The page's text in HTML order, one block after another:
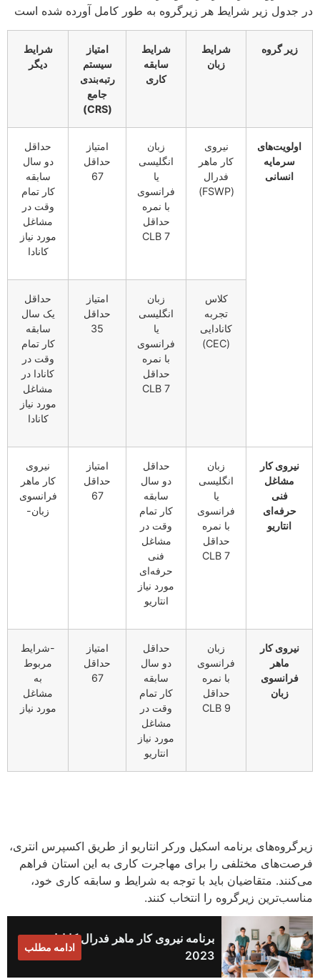
در جدول زیر شرایط هر زیرگروه به طور کامل آورده شده است
زیر گروه
شرایط
زبان
شرایط
سابقه
کاری
امتیاز
سیستم
رتبه‌بندی
جامع
(
CRS
)
شرایط
دیگر
اولویت‌های
سرمایه
انسانی
نیروی
کار ماهر
فدرال
(FSWP)
زبان
انگلیسی
یا
فرانسوی
با نمره
حداقل
CLB 7
امتیاز
حداقل
67
حداقل
دو سال
سابقه
کار تمام
وقت در
مشاغل
مورد نیاز
کانادا
کلاس
تجربه
کانادایی
(CEC)
زبان
انگلیسی
یا
فرانسوی
با نمره
حداقل
CLB 7
امتیاز
حداقل
35
حداقل
یک سال
سابقه
کار تمام
وقت در
کانادا در
مشاغل
مورد نیاز
کانادا
نیروی کار
مشاغل
فنی
حرفه‌ای
انتاریو
زبان
انگلیسی
یا
فرانسوی
با نمره
حداقل
CLB 7
حداقل
دو سال
سابقه
کار تمام
وقت در
مشاغل
فنی
حرفه‌ای
مورد نیاز
انتاریو
امتیاز
حداقل
67
نیروی
کار ماهر
فرانسوی
زبان-
نیروی کار
ماهر
فرانسوی
زبان
زبان
فرانسوی
با نمره
حداقل
CLB 9
حداقل
دو سال
سابقه
کار تمام
وقت در
مشاغل
مورد نیاز
انتاریو
امتیاز
حداقل
67
-شرایط
مربوط
به
مشاغل
مورد نیاز
زیرگروه‌های برنامه اسکیل ورکر انتاریو از طریق اکسپرس انتری،
فرصت‌های مختلفی را برای مهاجرت کاری به این استان فراهم
می‌کنند. متقاضیان باید با توجه به شرایط و سابقه کاری خود،
مناسب‌ترین زیرگروه را انتخاب کنند.
برنامه نیروی کار ماهر فدرال کانادا
2023
ادامه مطلب